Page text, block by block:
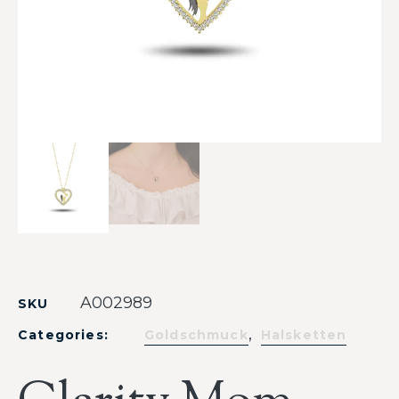
SKU A002989
Categories: Goldschmuck, Halsketten